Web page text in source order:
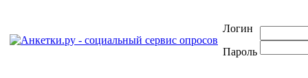
Логин
Пароль